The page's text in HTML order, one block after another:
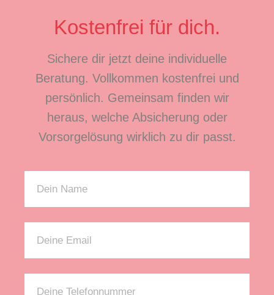
Kostenfrei für dich.
Sichere dir jetzt deine individuelle
Beratung. Vollkommen kostenfrei und
persönlich. Gemeinsam finden wir
heraus, welche Absicherung oder
Vorsorgelösung wirklich zu dir passt.